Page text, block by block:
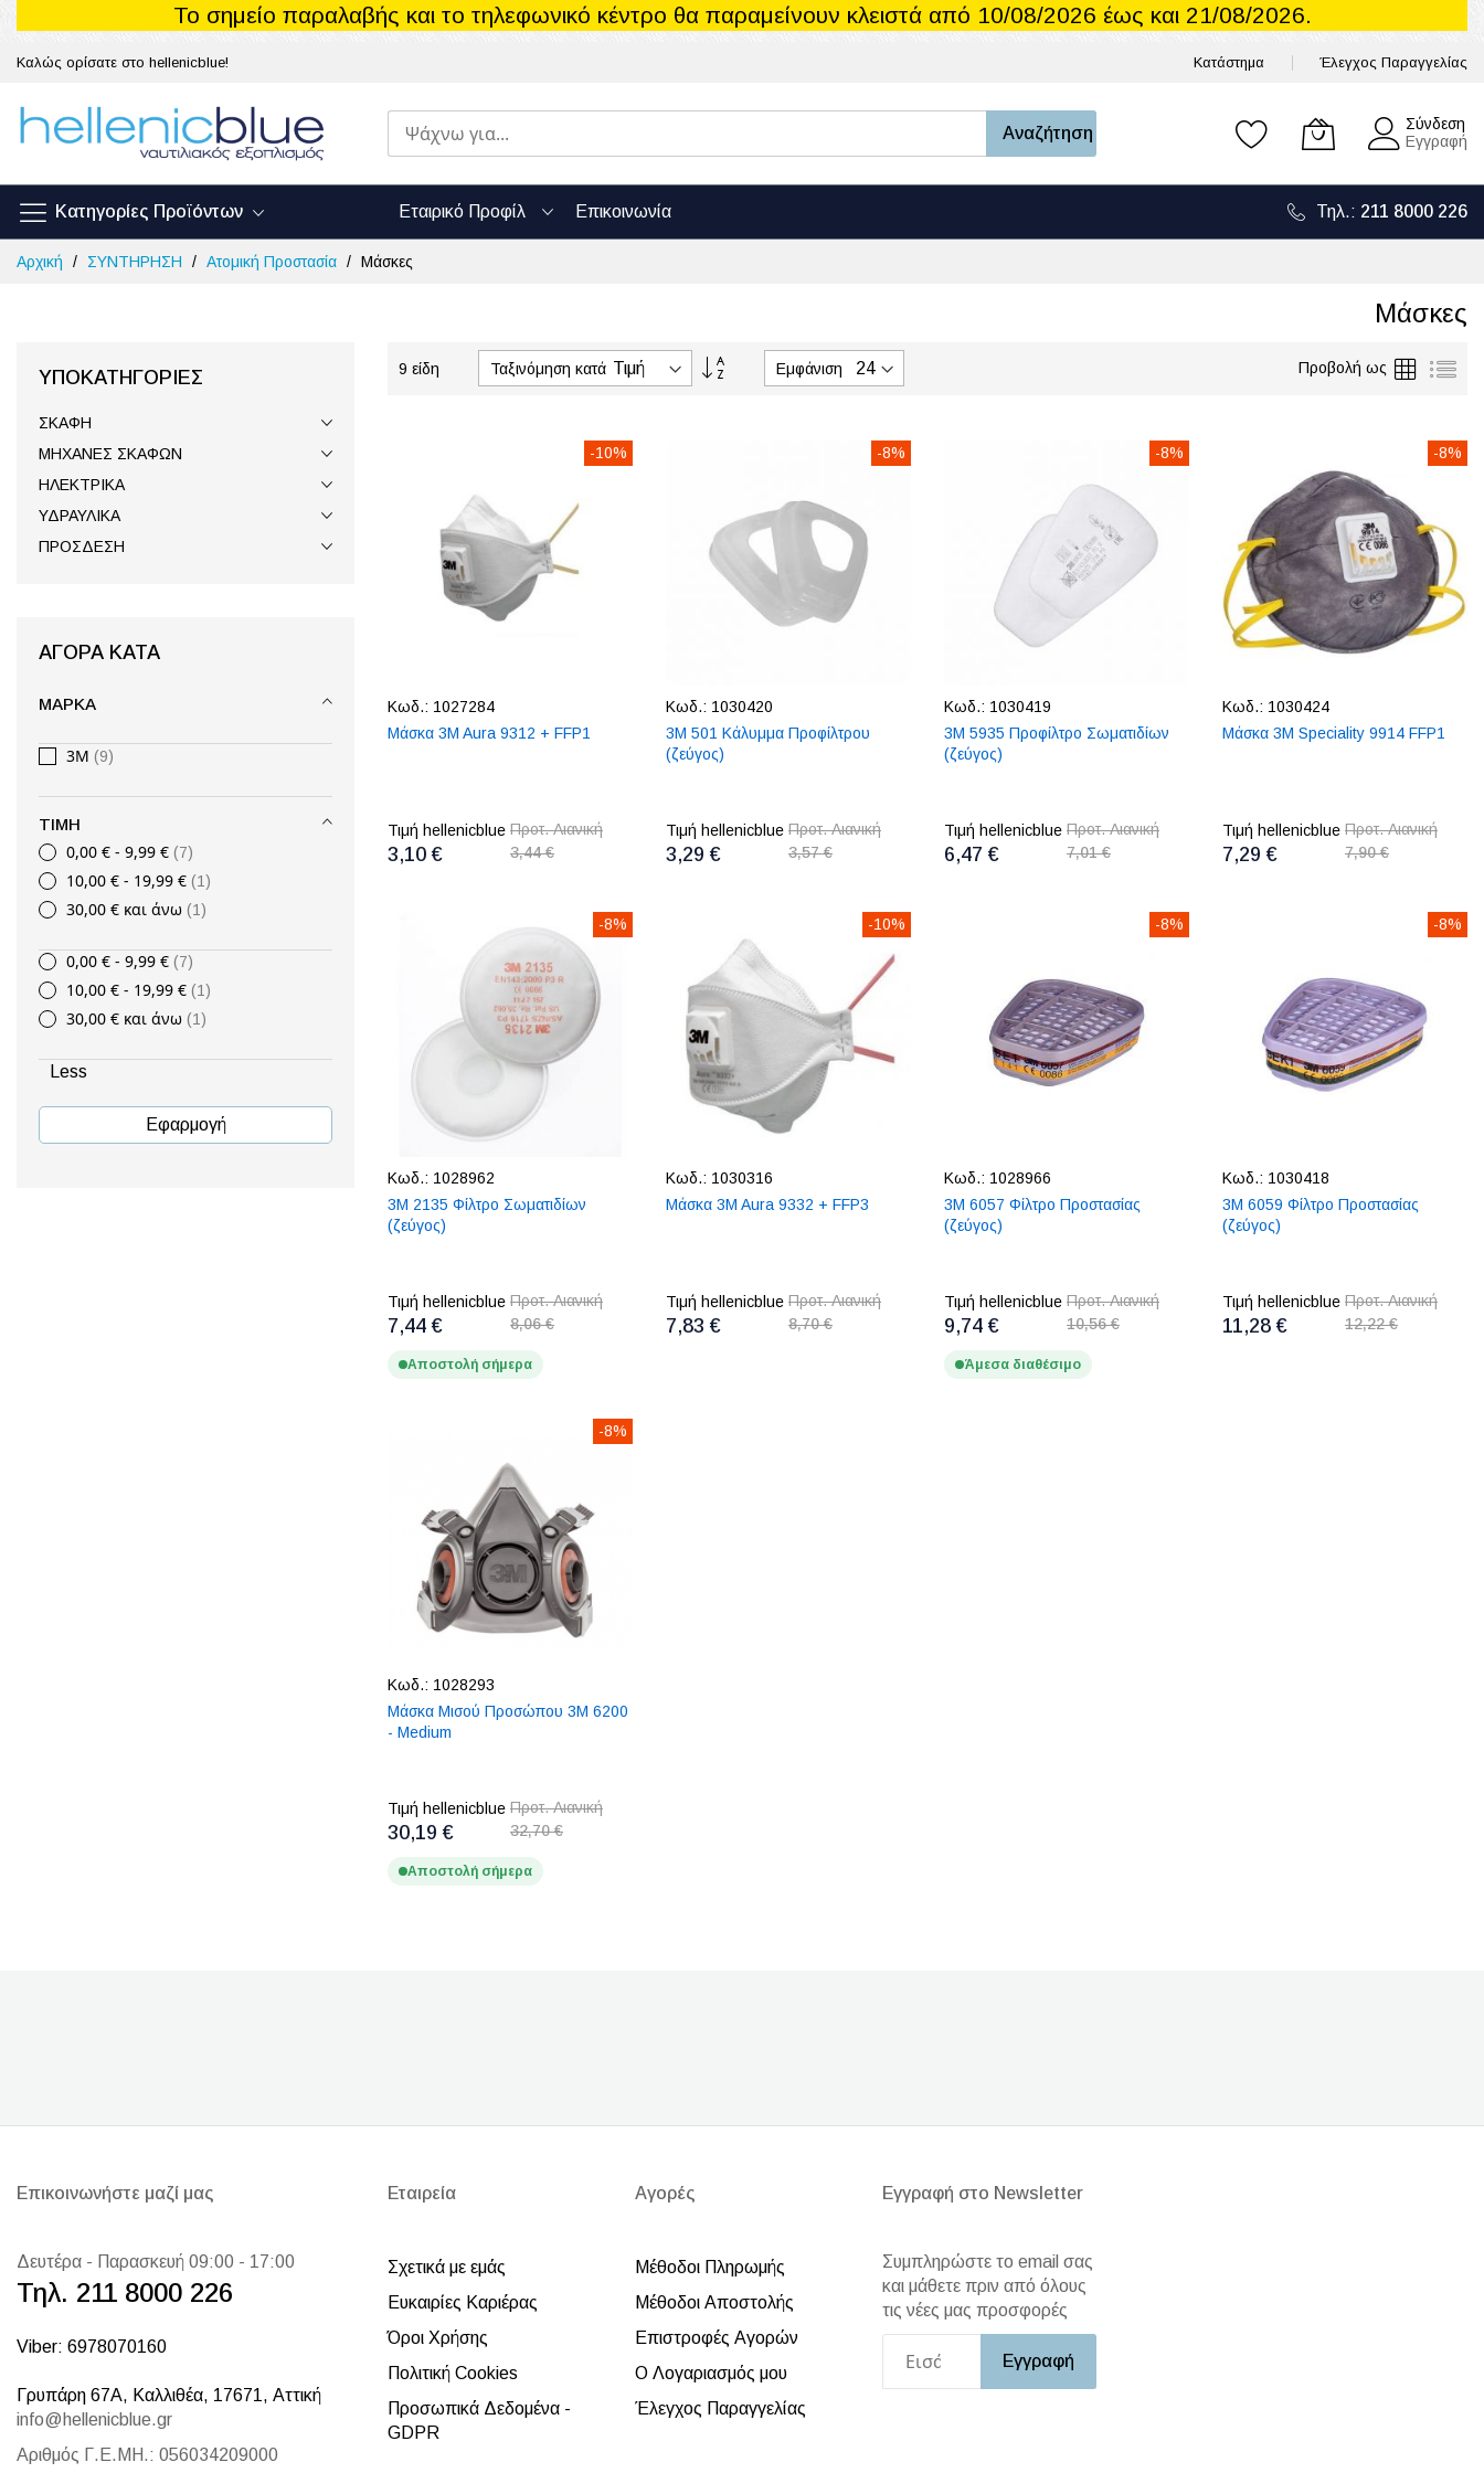
Το σημείο παραλαβής και το τηλεφωνικό κέντρο θα παραμείνουν κλειστά από 10/08/2026 έως και 21/08/2026.
Καλώς ορίσατε στο hellenicblue! Κατάστημα Έλεγχος Παραγγελίας
Κατηγορίες Προϊόντων
Αναζήτηση
Το καλάθι μουΣύνδεση
Εγγραφή
Εταιρικό Προφίλ Επικοινωνία Τηλ.: 211 8000 226
Μετάβαση
στο
Αρχική ΣΥΝΤΗΡΗΣΗ Ατομική Προστασία Μάσκες
Μάσκες
9 είδη Ταξινόμηση κατά
Φθίνουσα
ταξινόμηση
Εμφάνιση Προβολή ως Πλέγμα
-10%
Κωδ.: 1027284
Μάσκα 3M Aura 9312 + FFP1
Τιμή hellenicblue
3,10 €
Προτ. Λιανική
3,44 €
-8%
Κωδ.: 1030420
3M 501 Κάλυμμα Προφίλτρου
(ζεύγος)
Τιμή hellenicblue
3,29 €
Προτ. Λιανική
3,57 €
-8%
Κωδ.: 1030419
3M 5935 Προφίλτρο Σωματιδίων
(ζεύγος)
Τιμή hellenicblue
6,47 €
Προτ. Λιανική
7,01 €
-8%
Κωδ.: 1030424
Μάσκα 3M Speciality 9914 FFP1
Τιμή hellenicblue
7,29 €
Προτ. Λιανική
7,90 €
-8%
Κωδ.: 1028962
3M 2135 Φίλτρο Σωματιδίων
(ζεύγος)
Τιμή hellenicblue
7,44 €
Προτ. Λιανική
8,06 €
Αποστολή σήμερα
-10%
Κωδ.: 1030316
Μάσκα 3M Aura 9332 + FFP3
Τιμή hellenicblue
7,83 €
Προτ. Λιανική
8,70 €
-8%
Κωδ.: 1028966
3M 6057 Φίλτρο Προστασίας
(ζεύγος)
Τιμή hellenicblue
9,74 €
Προτ. Λιανική
10,56 €
Άμεσα διαθέσιμο
-8%
Κωδ.: 1030418
3M 6059 Φίλτρο Προστασίας
(ζεύγος)
Τιμή hellenicblue
11,28 €
Προτ. Λιανική
12,22 €
-8%
Κωδ.: 1028293
Μάσκα Μισού Προσώπου 3M 6200
- Medium
Τιμή hellenicblue
30,19 €
Προτ. Λιανική
32,70 €
Αποστολή σήμερα
ΥΠΟΚΑΤΗΓΟΡΊΕΣ
ΣΚΑΦΗ
ΜΗΧΑΝΕΣ ΣΚΑΦΩΝ
ΗΛΕΚΤΡΙΚΑ
ΥΔΡΑΥΛΙΚΑ
ΠΡΟΣΔΕΣΗ
ΑΓΟΡΆ ΚΑΤΆ
ΜΆΡΚΑ
3M 9
ΤΙΜΉ
0,00 € - 9,99 € 7
10,00 € - 19,99 € 1
30,00 € και άνω 1
0,00 € - 9,99 € 7
10,00 € - 19,99 € 1
30,00 € και άνω 1
Less
Εφαρμογή
Επικοινωνήστε μαζί μας
Δευτέρα - Παρασκευή 09:00 - 17:00
Τηλ. 211 8000 226
Viber: 6978070160
Γρυπάρη 67Α, Καλλιθέα, 17671, Αττική
info@hellenicblue.gr
Αριθμός Γ.Ε.ΜΗ.: 056034209000
Εταιρεία
Σχετικά με εμάς
Ευκαιρίες Καριέρας
Όροι Χρήσης
Πολιτική Cookies
Προσωπικά Δεδομένα -
GDPR
Αγορές
Μέθοδοι Πληρωμής
Μέθοδοι Αποστολής
Επιστροφές Αγορών
Ο Λογαριασμός μου
Έλεγχος Παραγγελίας
Εγγραφή στο Newsletter
Συμπληρώστε το email σας
και μάθετε πριν από όλους
τις νέες μας προσφορές
Εγγραφή